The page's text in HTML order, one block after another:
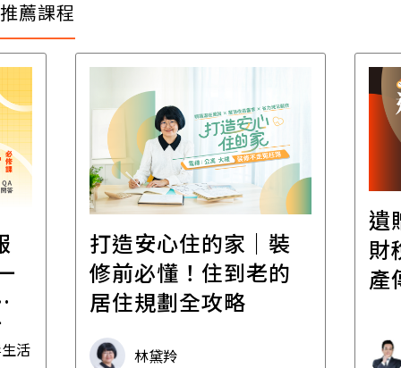
推薦課程
活
打造安心住的家｜裝
修前必懂！住到老的
居住規劃全攻略
林黛羚
遺
財
產